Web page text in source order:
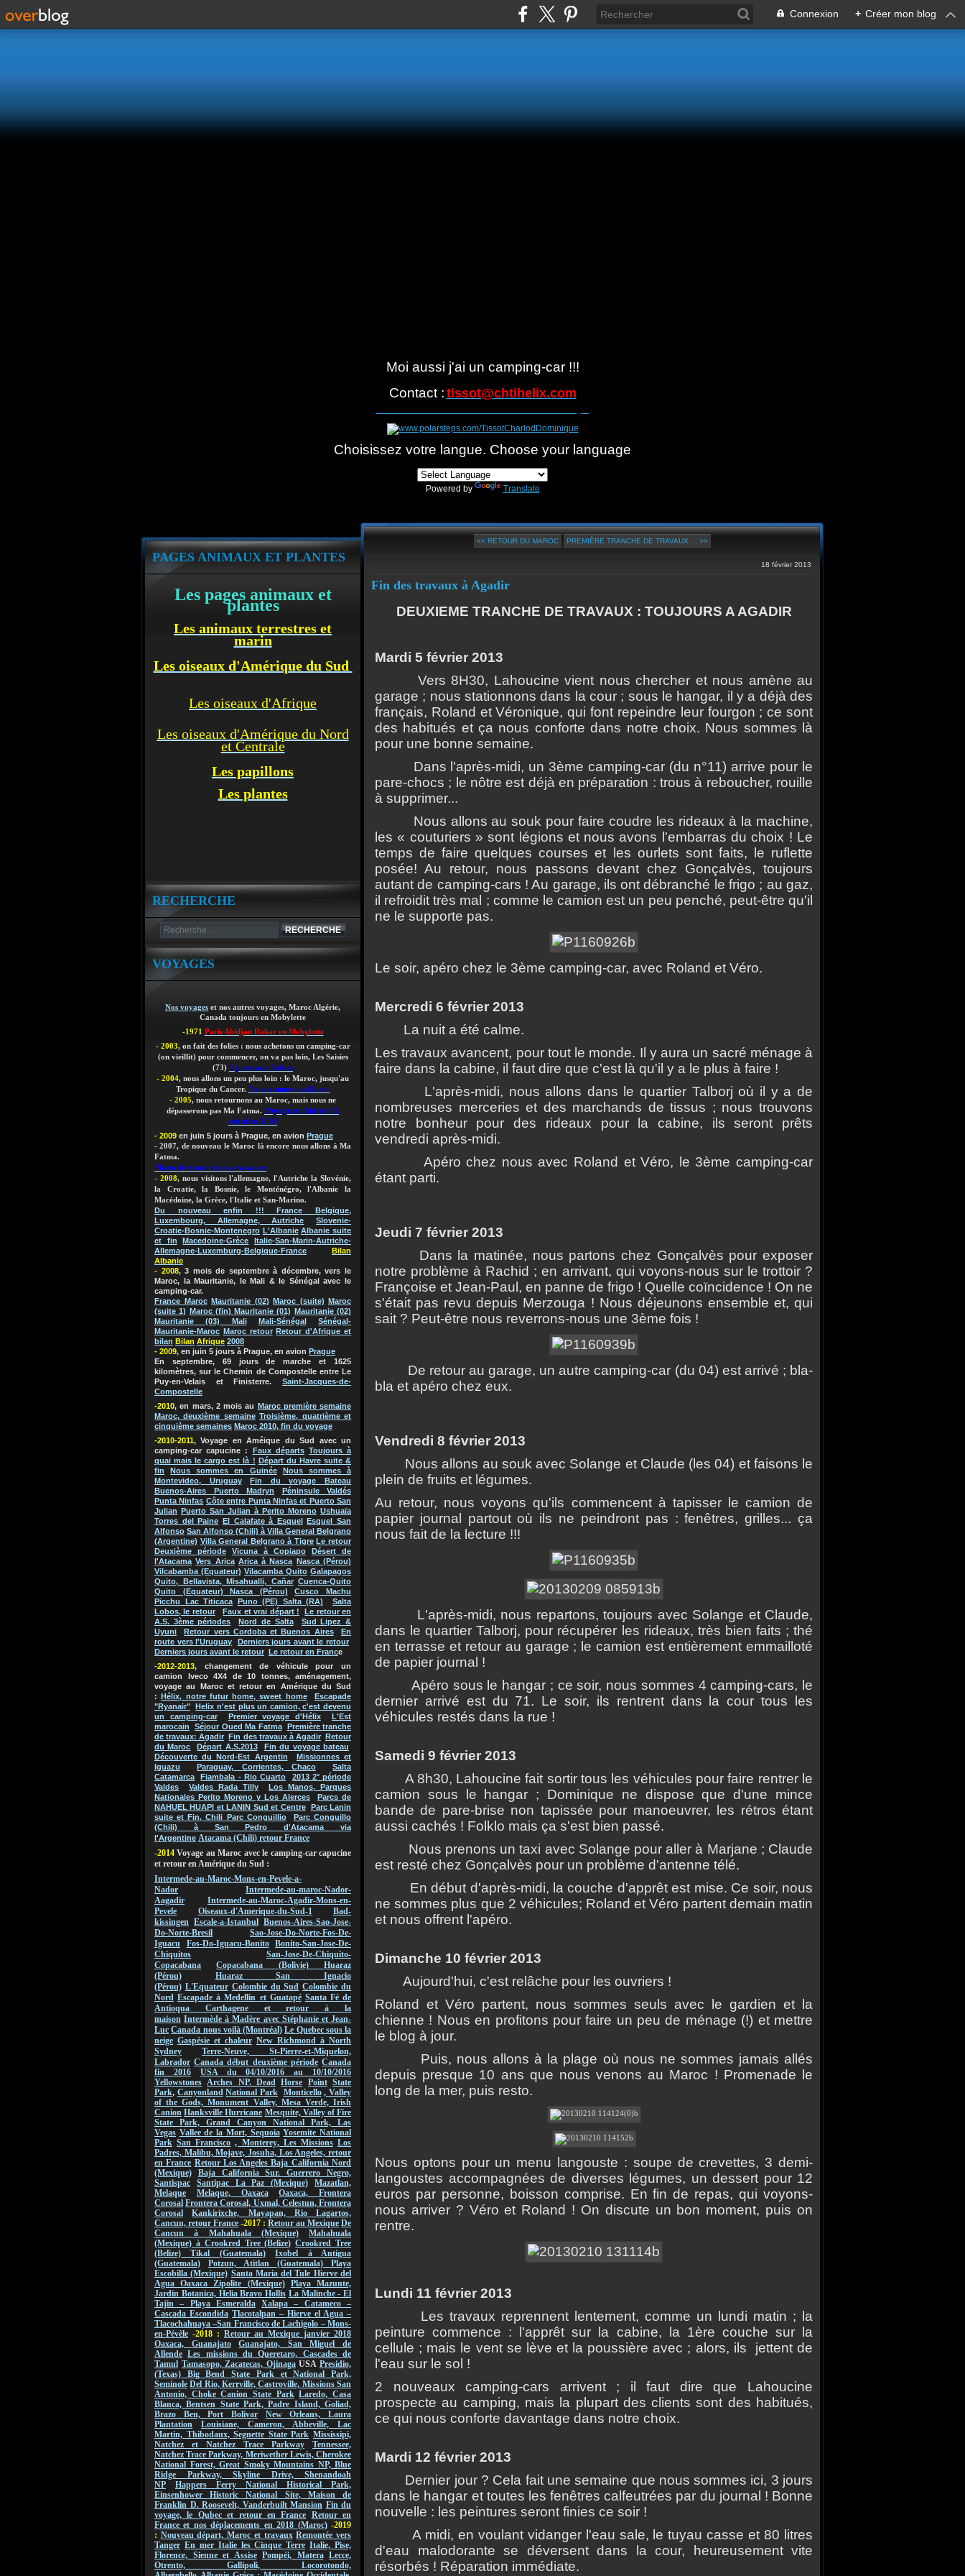
Connexion + Créer mon blog
Moi aussi j'ai un camping-car !!!
Contact : tissot@chtihelix.com
Choisissez votre langue. Choose your language
Powered by Translate
PAGES ANIMAUX ET PLANTES
Les pages animaux et
plantes
Les animaux terrestres et
marin
Les oiseaux d'Amérique du Sud
Les oiseaux d'Afrique
Les oiseaux d'Amérique du Nord
et Centrale
Les papillons
Les plantes
RECHERCHE
VOYAGES
Nos voyages et nos autres voyages, Maroc Algérie,
Canada toujours en Mobylette
-1971 Paris Abidjan Dakar en Mobylette
- 2003, on fait des folies : nous achetons un camping-car
(on vieillit) pour commencer, on va pas loin, Les Saisies
(73) 5 jours aux Saisies
- 2004, nous allons un peu plus loin : le Maroc, jusqu'au
Tropique du Cancer. Nous sommes au Maroc
- 2005, nous retournons au Maroc, mais nous ne
dépasserons pas Ma Fatma. Voyage au Maroc 01
octobre 2005
- 2009 en juin 5 jours à Prague, en avion Prague
- 2007, de nouveau le Maroc là encore nous allons à Ma
Fatma.
Maroc le retour de nos vacances
- 2008, nous visitons l'allemagne, l'Autriche la Slovénie,
la Croatie, la Bosnie, le Monténégro, l'Albanie la
Macédoine, la Grèce, l'Italie et San-Marino.
Du nouveau enfin !!! France Belgique,
Luxembourg, Allemagne, Autriche
Slovenie-
Croatie-Bosnie-Montenegro L'Albanie Albanie suite
et fin
Macedoine-Grèce
Italie-San-Marin-Autriche-
Allemagne-Luxemburg-Belgique-France
Bilan
Albanie
- 2008, 3 mois de septembre à décembre, vers le
Maroc, la Mauritanie, le Mali & le Sénégal avec le
camping-car.
France Maroc
Mauritanie (02) Maroc (suite)
Maroc
(suite 1)
Maroc (fin) Mauritanie (01)
Mauritanie (02)
Mauritanie (03) Mali
Mali-Sénégal
Sénégal-
Mauritanie-Maroc Maroc retour Retour d'Afrique et
bilan Bilan Afrique 2008
- 2009, en juin 5 jours à Prague, en avion Prague
En septembre, 69 jours de marche et 1625
kilomètres, sur le Chemin de Compostelle entre Le
Puy-en-Velais et Finisterre. Saint-Jacques-de-
Compostelle
-2010, en mars, 2 mois au Marocpremière semaine
Maroc, deuxième semaine Troisième, quatrième et
cinquième semaines Maroc 2010, fin du voyage
-2010-2011, Voyage en Améique du Sud avec un
camping-car capucine : Faux départs Toujours à
quai mais le cargo est là ! Départ du Havre suite &
fin
Nous sommes en Guinée
Nous sommes à
Montevideo, Uruguay
Fin du voyage Bateau
Buenos-Aires Puerto Madryn
Péninsule Valdés
Punta Ninfas Côte entre Punta Ninfas et Puerto San
Julian
Puerto San Julian à Perito Moreno Ushuaïa
Torres del Paine
El Calafate à Esquel
Esquel San
Alfonso San Alfonso (Chili) à Villa General Belgrano
(Argentine) Villa General Belgrano à Tigre Le retour
Deuxième période
Vicuna à Copiapo
Désert de
l'Atacama Vers Arica Arica à Nasca
Nasca (Pérou)
Vilcabamba (Equateur) Vilacamba Quito Galapagos
Quito, Bellavista, Misahualli, Cañar Cuenca-Quito
Quito (Equateur) Nasca (Pérou)
Cusco Machu
Picchu Lac Titicaca
Puno (PE) Salta (RA)
Salta
Lobos, le retour
Faux et vrai départ !
Le retour en
A.S. 3ème périodes
Nord de Salta
Sud Lipez &
Uyuni
Retour vers Cordoba et Buenos Aires
En
route vers l'Uruguay
Derniers jours avant le retour
Derniers jours avant le retour
Le retour en France
-2012-2013, changement de véhicule pour un
camion Iveco 4X4 de 10 tonnes, aménagement,
voyage au Maroc et retour en Amérique du Sud
:
Hélix, notre futur home, sweet home
Escapade
"Ryanair"
Helix n'est plus un camion, c'est devenu
un camping-car
Premier voyage d'Hélix
L'Est
marocain
Séjour Oued Ma Fatma
Première tranche
de travaux: Agadir
Fin des travaux à Agadir
Retour
du Maroc
Départ A.S.2013
Fin du voyage bateau
Découverte du Nord-Est Argentin
Missionnes et
Iguazu
Paraguay, Corrientes, Chaco
Salta
Catamarca
Fiambala - Rio Cuarto
2013 2° période
Valdes
Valdes Rada Tilly
Los Manos, Parques
Nationales Perito Moreno y Los Alerces
Parcs de
NAHUEL HUAPI et LANIN Sud et Centre
Parc Lanin
suite et Fin, Chili Parc Conguillio
Parc Conguillo
(Chili) à San Pedro d'Atacama via
l'Argentine Atacama (Chili) retour France
-2014 Voyage au Maroc avec le camping-car capucine
et retour en Amérique du Sud :
Intermede-au-Maroc-Mons-en-Pevele-a-
Nador
Intermede-au-maroc-Nador-
Aagadir
Intermede-au-Maroc-Agadir-Mons-en-
Pevele
Oiseaux-d'Amerique-du-Sud-1
Bad-
kissingen Escale-a-Istanbul Buenos-Aires-Sao-Jose-
Do-Norte-Bresil
Sao-Jose-Do-Norte-Fos-De-
Iguacu
Fos-Do-Iguacu-Bonito
Bonito-San-Jose-De-
Chiquitos
San-Jose-De-Chiquito-
Copacabana
Copacabana (Bolivie) Huaraz
(Pérou)
Huaraz San Ignacio
(Pérou) L'Equateur Colombie du Sud Colombie du
Nord Escapade à Medellin et Guatapé Santa Fé de
Antioqua Carthagene et retour à la
maison Intermède à Madère avec Stéphanie et Jean-
Luc Canada nous voilà (Montréal) Le Quebec sous la
neige Gaspésie et chaleur New Richmond à North
Sydney
Terre-Neuve, St-Pierre-et-Miquelon,
Labrador Canada début deuxième période Canada
fin 2016
USA du 04/10/2016 au 10/10/2016
Yellowstones Arches NP.Dead Horse Point State
Park, Canyonland National Park Monticello , Valley
of the Gods,Monument Valley,Mesa Verde, Irish
Canion Hanksville Hurricane Mesquite, Valley of Fire
State Park, Grand Canyon National Park, Las
Vegas Vallee dela Mort,Sequoia Yosemite National
Park San Francisco , Monterey, Les Missions Los
Padres, Malibu, Mojave, Josuha, Los Angeles, retour
en France Retour Los Angeles Baja California Nord
(Mexique)
Baja California Sur. Guerrero Negro,
Santispac
Santipac La Paz (Mexique)
Mazatlan,
Melaque
Melaque, Oaxaca
Oaxaca, Frontera
Corosal Frontera Corosal, Uxmal, Celestun, Frontera
Corosal
Kankirixche, Mayapan, Rio Lagartos,
Cancun, retour France -2017 : Retour au Mexique De
Cancun à Mahahuala (Mexique)
Mahahuala
(Mexique) à Crookred Tree (Belize) Crookred Tree
(Belize) Tikal (Guatemala)
Ixobel à Antigua
(Guatemala)
Potzun, Atitlan (Guatemala) Playa
Escobilla (Mexique) Santa Maria del Tule Hierve del
Agua Oaxaca Zipolite (Mexique) Playa Mazunte,
Jardin Botanica, Helia Bravo Hollis La Malinche - El
Tajin – Playa Esmeralda Xalapa – Catameco –
Cascada Escondida Tlacotalpan – Hierve el Agua –
Tlacochahuaya –San Francisco de Lachigolo – Mons-
en-Pévèle -2018 : Retour au Mexique janvier 2018
Oaxaca, Guanajato
Guanajato, San Miguel de
Allende Les missions du Queretaro, Cascades de
Tamul Tamasopo, Zacatecas, OjinagaUSAPresidio,
(Texas) Big Bend State Park et National Park,
Seminole Del Rio, Kerrville, Castroville, Missions San
Antonio, Choke Canion State Park Laredo, Casa
Blanca, Bentsen State Park, Padre Island, Goliad,
Brazo Ben, Port Bolivar
New Orleans, Laura
Plantation
Louisiane, Cameron, Abbeville, Lac
Martin, Thibodaux, Segnette State Park Mississipi,
Natchez et Natchez Trace Parkway
Tennessee,
Natchez Trace Parkway, Meriwether Lewis, Cherokee
National Forest, Great Smoky Mountains NP, Blue
Ridge Parkway, Skyline Drive, Shenandoah
NP
Happers Ferry National Historical Park,
Einsenhower Historic National Site, Maison de
Franklin D. Roosevelt, Vanderbuilt Mansion Fin du
voyage, le Qubec et retour en France Retour en
France et nos déplacements en 2018 (Maroc) -2019
: Nouveau départ, Maroc et travaux Remontée vers
Tanger En mer Italie les Cinque Terre Italie, Pise,
Florence, Sienne et Assise Pompéi, Matera Lecce,
Otrento, Gallipoli, Locorotondo,
<< RETOUR DU MAROC PREMIÈRE TRANCHE DE TRAVAUX:... >>
18 février 2013
Fin des travaux à Agadir
DEUXIEME TRANCHE DE TRAVAUX : TOUJOURS A AGADIR
Mardi 5 février 2013
Vers 8H30, Lahoucine vient nous chercher et nous amène au
garage ; nous stationnons dans la cour ; sous le hangar, il y a déjà des
français, Roland et Véronique, qui font repeindre leur fourgon ; ce sont
des habitués et ça nous conforte dans notre choix. Nous sommes l à
pour une bonne semaine.
Dans l'après-midi, un 3ème camping-car (du n°11) arrive pour le
pare-chocs ; le nôtre est déjà en préparation : trous à reboucher, rouille
à supprimer...
Nous allons au souk pour faire coudre les rideaux à la machine,
les « couturiers » sont l égions et nous avons l'embarras du choix ! Le
temps de faire quelques courses et les ourlets sont faits, le ruflette
posée! Au retour, nous passons devant chez Gonçalvès, toujours
autant de camping-cars ! Au garage, ils ont débranché le frigo ; au gaz,
il refroidit très mal ; comme le camion est un peu penché, peut-être qu'il
ne le supporte pas.
Le soir, apéro chez le 3ème camping-car, avec Roland et Véro.
Mercredi 6 février 2013
La nuit a été calme.
Les travaux avancent, pour tout le monde. Il y aura un sacré ménage à
faire dans la cabine, il faut dire que c'est l à qu'il y a le plus à faire !
L'après-midi, nous allons dans le quartier Talborj où il y a de
nombreuses merceries et des marchands de tissus ; nous trouvons
notre bonheur pour des rideaux pour la cabine, ils seront prêts
vendredi après-midi.
Apéro chez nous avec Roland et Véro, le 3ème camping-car
étant parti.
Jeudi 7 février 2013
Dans la matinée, nous partons chez Gonçalvès pour exposer
notre problème à Rachid ; en arrivant, qui voyons-nous sur le trottoir ?
Françoise et Jean-Paul, en panne de frigo ! Quelle coïncidence ! On ne
s'était pas revu depuis Merzouga ! Nous déjeunons ensemble et, qui
sait ? Peut-être nous reverrons-nous une 3ème fois !
De retour au garage, un autre camping-car (du 04) est arrivé ; bla-
bla et apéro chez eux.
Vendredi 8 février 2013
Nous allons au souk avec Solange et Claude (les 04) et faisons le
plein de fruits et l égumes.
Au retour, nous voyons qu'ils commencent à tapisser le camion de
papier journal partout où ils ne peindront pas : fenêtres, grilles... ça
nous fait de la lecture !!!
L'après-midi, nous repartons, toujours avec Solange et Claude,
dans le quartier Talborj, pour récupérer les rideaux, très bien faits ; thé
en terrasse et retour au garage ; le camion est entièrement emmailloté
de papier journal !
Apéro sous le hangar ; ce soir, nous sommes 4 camping-cars, le
dernier arrivé est du 71. Le soir, ils rentrent dans la cour tous les
véhicules restés dans la rue !
Samedi 9 février 2013
A 8h30, Lahoucine fait sortir tous les véhicules pour faire rentrer le
camion sous le hangar ; Dominique ne dispose que d'une mince
bande de pare-brise non tapissée pour manoeuvrer, les rétrosétant
aussi cachés ! Folklo mais ça s'est bien passé.
Nous prenons un taxi avec Solange pour aller à Marjane ; Claude
est resté chez Gonçalvès pour un probl ème d'antenne té é.
En début d'après-midi, la couche d'apprêt est mise. Ce soir, nous
ne sommes plus que 2 véhicules; Roland et Véro partent demain matin
et nous offrent l'apéro.
Dimanche 10 février 2013
Aujourd'hui, c'est relâche pour les ouvriers !
Roland et Véro partent, nous sommes seuls avec le gardien et la
chienne ! Nous en profitons pour faire un peu de ménage (!) et mettre
le blog à jour.
Puis, nous allons à la plage où nous ne sommes jamais allés
depuis presque 10 ans que nous venons au Maroc ! Promenade le
long de la mer, puis resto.
Nous optons pour un menu langouste : soupe de crevettes, 3 demi-
langoustes accompagnées de diverses l égumes, un dessert pour 12
euros par personne, boisson comprise. En fin de repas, qui voyons-
nous arriver ? Véro et Roland ! On discute un bon moment, puis on
rentre.
Lundi 11 février 2013
Les travaux reprennent lentement, comme un lundi matin ; la
peinture commence : l'apprêt sur la cabine, la 1ère couche sur la
cellule ; mais le vent se l ève et la poussière avec ; alors, ils jettent de
l'eau sur le sol !
2 nouveaux camping-cars arrivent ; il faut dire que Lahoucine
prospecte au camping, mais la plupart des clients sont des habitués,
ce qui nous conforte davantage dans notre choix.
Mardi 12 février 2013
Dernier jour ? Cela fait une semaine que nous sommes ici, 3 jours
dans le hangar et toutes les fenêtres calfeutrées par du journal ! Bonne
nouvelle : les peintures seront finies ce soir !
A midi, en voulant vidanger l'eau sale, le tuyau casse et 80 litres
d'eau malodorante se déversent dans la cour, heureusement vite
résorbés ! Réparation immédiate.